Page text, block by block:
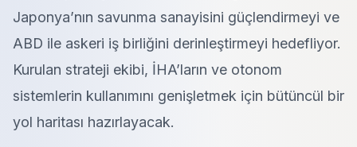
Japonya’nın savunma sanayisini güçlendirmeyi ve
ABD ile askeri iş birliğini derinleştirmeyi hedefliyor.
Kurulan strateji ekibi, İHA’ların ve otonom
sistemlerin kullanımını genişletmek için bütüncül bir
yol haritası hazırlayacak.